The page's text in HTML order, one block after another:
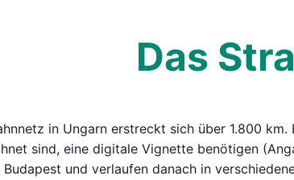
Das
in Ungarn erstreckt sich über 1.800
sind, eine digitale Vignette benötigen
und verlaufen danach in